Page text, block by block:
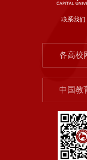
各高校
北京大学
清华大学
中国人民
中央财
对外经
中国教
中国社会
北京市教
首都之窗
教育部
联系我们